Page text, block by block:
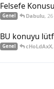
Felsefe
Genel Dabulu,
BU konuyu
Genel cHoLdAxX